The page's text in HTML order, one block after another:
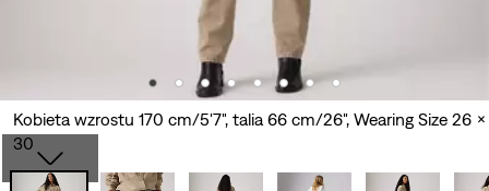
Kobieta wzrostu 170 cm/5'7", talia 66 cm/26", Wearing Size 26 x
30